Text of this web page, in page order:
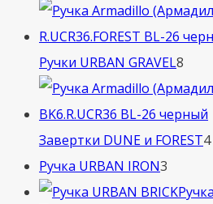
Ручки URBAN GRAVEL8
Завертки DUNE и FOREST44
Ручка URBAN IRON3
товара